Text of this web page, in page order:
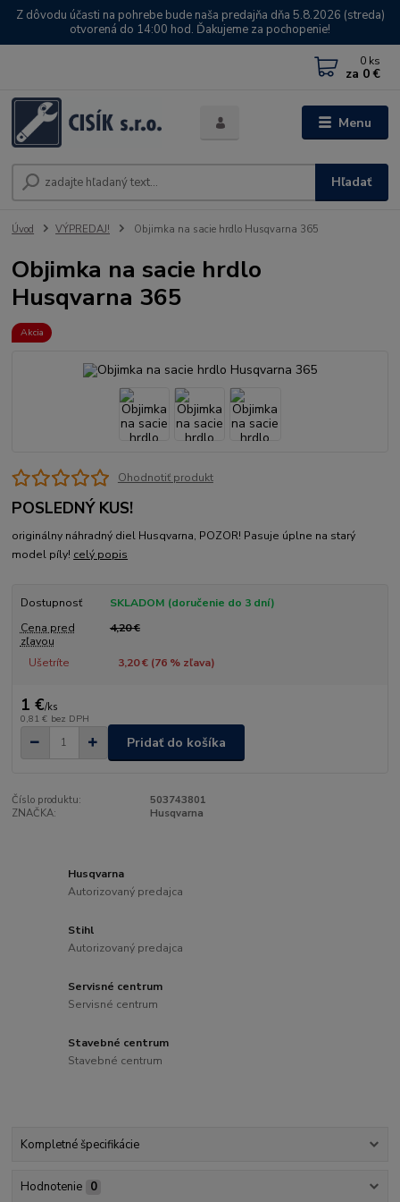
Z dôvodu účasti na pohrebe bude naša predajňa dňa 5.8.2026 (streda)
otvorená do 14:00 hod. Ďakujeme za pochopenie!
Menu
Hľadať
0 ks
za 0 €
Úvod VÝPREDAJ! Objimka na sacie hrdlo Husqvarna 365
Objimka na sacie hrdlo
Husqvarna 365
Akcia
Ohodnotiť produkt
POSLEDNÝ KUS!
originálny náhradný diel Husqvarna, POZOR! Pasuje úplne na starý
model píly! celý popis
Dostupnosť
SKLADOM (doručenie do 3 dní)
Cena pred
zľavou
4,20 €
Ušetríte 3,20 € (76% zľava)
1 €/ks
0,81 € bez DPH
Pridať do košíka
Číslo produktu:
503743801
ZNAČKA:
Husqvarna
Husqvarna
Autorizovaný predajca
Stihl
Autorizovaný predajca
Servisné centrum
Servisné centrum
Stavebné centrum
Stavebné centrum
Kompletné špecifikácie
Hodnotenie 0